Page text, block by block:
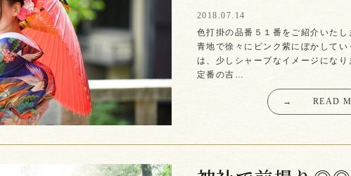
2018.07.14
色打掛の品番５１番をご紹介いた
青地で徐々にピンク紫にぼかして
は、少しシャープなイメージにな
定番の吉…
→ READ